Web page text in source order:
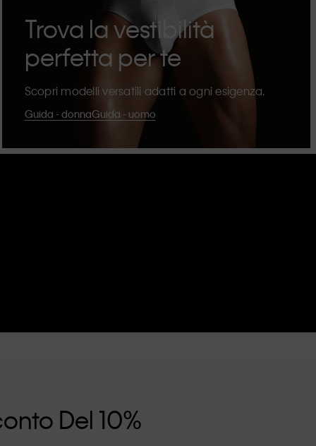
Trova la vestibilità
perfetta per te
Scopri modelli versatili adatti a ogni esigenza.
Guida - donnaGuida - uomo
Del 10%